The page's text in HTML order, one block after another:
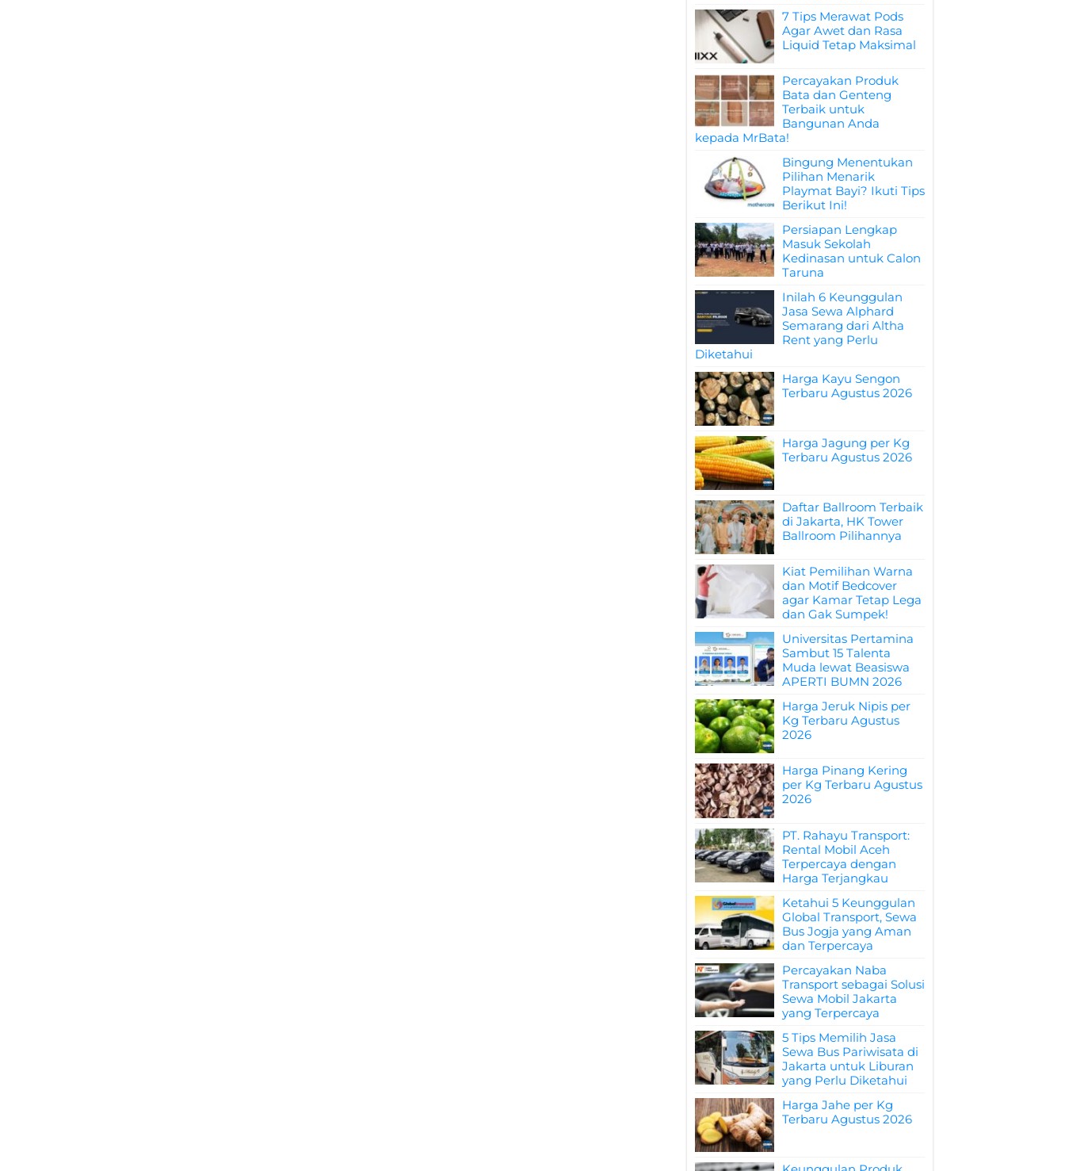
7 Tips Merawat Pods
Agar Awet dan Rasa
Liquid Tetap Maksimal
Percayakan Produk
Bata dan Genteng
Terbaik untuk
Bangunan Anda
kepada MrBata!
Bingung Menentukan
Pilihan Menarik
Playmat Bayi? Ikuti Tips
Berikut Ini!
Persiapan Lengkap
Masuk Sekolah
Kedinasan untuk Calon
Taruna
Inilah 6 Keunggulan
Jasa Sewa Alphard
Semarang dari Altha
Rent yang Perlu
Diketahui
Harga Kayu Sengon
Terbaru Agustus 2026
Harga Jagung per Kg
Terbaru Agustus 2026
Daftar Ballroom Terbaik
di Jakarta, HK Tower
Ballroom Pilihannya
Kiat Pemilihan Warna
dan Motif Bedcover
agar Kamar Tetap Lega
dan Gak Sumpek!
Universitas Pertamina
Sambut 15 Talenta
Muda lewat Beasiswa
APERTI BUMN 2026
Harga Jeruk Nipis per
Kg Terbaru Agustus
2026
Harga Pinang Kering
per Kg Terbaru Agustus
2026
PT. Rahayu Transport:
Rental Mobil Aceh
Terpercaya dengan
Harga Terjangkau
Ketahui 5 Keunggulan
Global Transport, Sewa
Bus Jogja yang Aman
dan Terpercaya
Percayakan Naba
Transport sebagai Solusi
Sewa Mobil Jakarta
yang Terpercaya
5 Tips Memilih Jasa
Sewa Bus Pariwisata di
Jakarta untuk Liburan
yang Perlu Diketahui
Harga Jahe per Kg
Terbaru Agustus 2026